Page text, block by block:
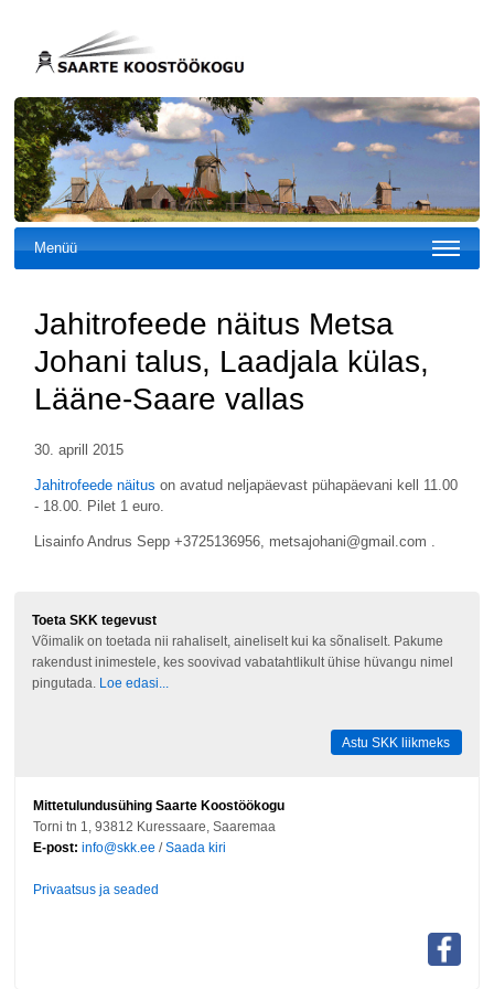
Menüü
Jahitrofeede näitus Metsa
Johani talus, Laadjala külas,
Lääne-Saare vallas
30. aprill 2015
Jahitrofeede näitus on avatud neljapäevast pühapäevani kell 11.00
- 18.00. Pilet 1 euro.
Lisainfo Andrus Sepp +3725136956, metsajohani@gmail.com .
Toeta SKK tegevust
Võimalik on toetada nii rahaliselt, aineliselt kui ka sõnaliselt. Pakume
rakendust inimestele, kes soovivad vabatahtlikult ühise hüvangu nimel
pingutada.
Loe edasi...
Astu SKK liikmeks
Mittetulundusühing Saarte Koostöökogu
Torni tn 1, 93812 Kuressaare, Saaremaa
E-post: info@skk.ee /Saada kiri
Privaatsus ja seaded